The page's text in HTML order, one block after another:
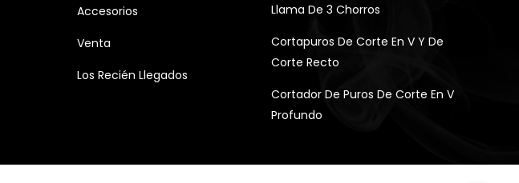
Accesorios
Venta
Los Recién Llegados
Llama De 3 Chorros
Cortapuros De Corte En V Y De
Corte Recto
Cortador De Puros De Corte En V
Profundo